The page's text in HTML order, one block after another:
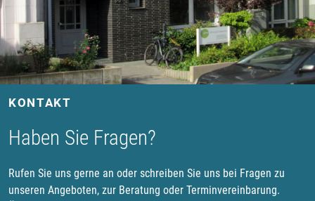
KONTAKT
Haben Sie Fragen?
Rufen Sie uns gerne an oder schreiben Sie uns bei Fragen zu
unseren Angeboten, zur Beratung oder Terminvereinbarung.